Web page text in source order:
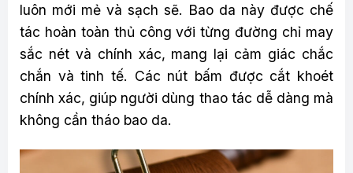
luôn mới mẻ và sạch sẽ. Bao da này được chế
tác hoàn toàn thủ công với từng đường chỉ may
sắc nét và chính xác, mang lại cảm giác chắc
chắn và tinh tế. Các nút bấm được cắt khoét
chính xác, giúp người dùng thao tác dễ dàng mà
không cần tháo bao da.